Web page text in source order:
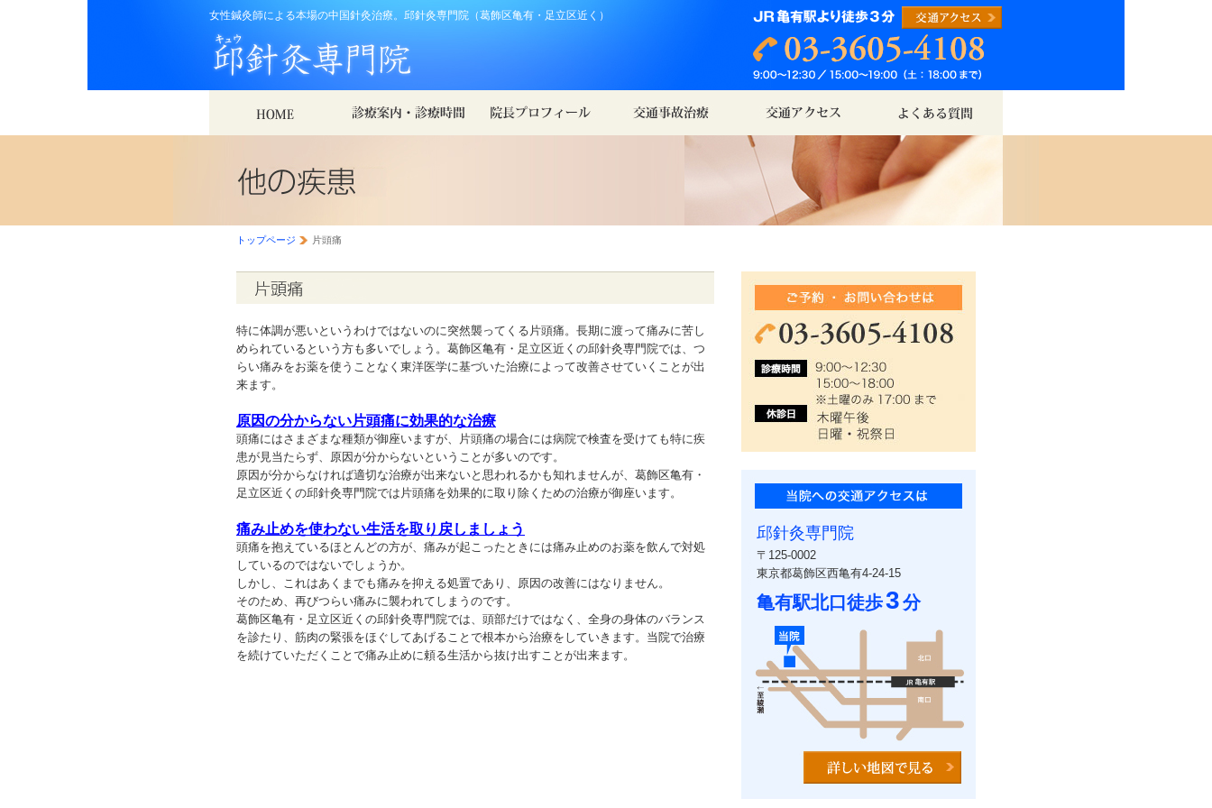
女性鍼灸師による本場の中国針灸治療。邱針灸専門院（葛飾区亀有・足立区近く）
トップページ 片頭痛
特に体調が悪いというわけではないのに突然襲ってくる片頭痛。長期に渡って痛みに苦し
められているという方も多いでしょう。葛飾区亀有・足立区近くの邱針灸専門院では、つ
らい痛みをお薬を使うことなく東洋医学に基づいた治療によって改善させていくことが出
来ます。
原因の分からない片頭痛に効果的な治療
頭痛にはさまざまな種類が御座いますが、片頭痛の場合には病院で検査を受けても特に疾
患が見当たらず、原因が分からないということが多いのです。
原因が分からなければ適切な治療が出来ないと思われるかも知れませんが、葛飾区亀有・
足立区近くの邱針灸専門院では片頭痛を効果的に取り除くための治療が御座います。
痛み止めを使わない生活を取り戻しましょう
頭痛を抱えているほとんどの方が、痛みが起こったときには痛み止めのお薬を飲んで対処
しているのではないでしょうか。
しかし、これはあくまでも痛みを抑える処置であり、原因の改善にはなりません。
そのため、再びつらい痛みに襲われてしまうのです。
葛飾区亀有・足立区近くの邱針灸専門院では、頭部だけではなく、全身の身体のバランス
を診たり、筋肉の緊張をほぐしてあげることで根本から治療をしていきます。当院で治療
を続けていただくことで痛み止めに頼る生活から抜け出すことが出来ます。
邱針灸専門院
〒125-0002
東京都葛飾区西亀有4-24-15
亀有駅北口徒歩3分